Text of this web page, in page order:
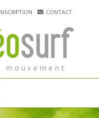
INSCRIPTION CONTACT